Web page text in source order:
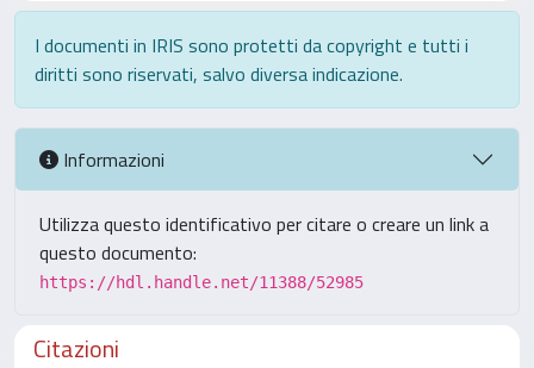
I documenti in IRIS sono protetti da copyright e tutti i
diritti sono riservati, salvo diversa indicazione.
Informazioni
Utilizza questo identificativo per citare o creare un link a
questo documento:
https://hdl.handle.net/11388/52985
Citazioni